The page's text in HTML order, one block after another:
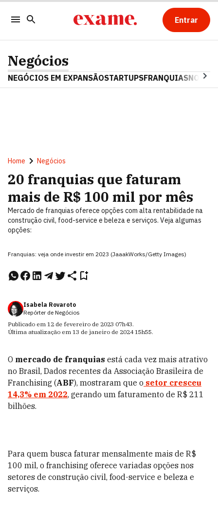
Entrar
Negócios
NEGÓCIOS EM EXPANSÃOSTARTUPSFRANQUIAS
Home Negócios
20 franquias que faturam
mais de R$ 100 mil por mês
Mercado de franquias oferece opções com alta rentabilidade na
construção civil, food-service e beleza e serviços. Veja algumas
opções:
Franquias: veja onde investir em 2023 (JaaakWorks/Getty Images)
Isabela Rovaroto
Repórter de Negócios
Publicado em 12 de fevereiro de 2023 07h43.
Última atualização em 13 de janeiro de 2024 15h55.
O mercado de franquias está cada vez mais atrativo
no Brasil, Dados recentes da Associação Brasileira de
Franchising (ABF), mostraram que o setor cresceu
14,3% em 2022, gerando um faturamento de R$ 211
bilhões.
Para quem busca faturar mensalmente mais de R$
100 mil, o franchising oferece variadas opções nos
setores de construção civil, food-service e beleza e
serviços.